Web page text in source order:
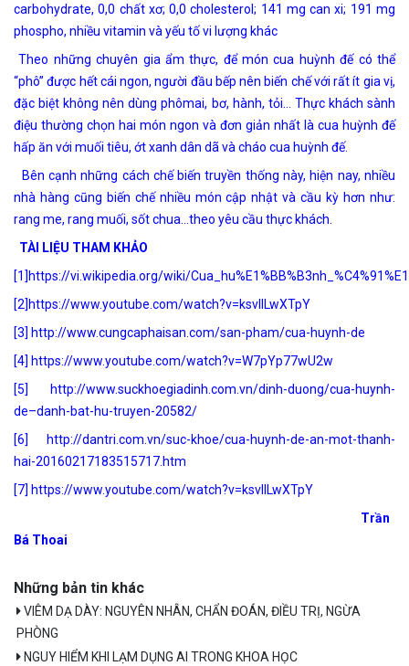
carbohydrate, 0,0 chất xơ; 0,0 cholesterol; 141 mg can xi; 191 mg
phospho, nhiều vitamin và yếu tố vi lượng khác
Theo những chuyên gia ẩm thực, để món cua huỳnh đế có thể
“phô” được hết cái ngon, người đầu bếp nên biến chế với rất ít gia vị,
đặc biệt không nên dùng phômai, bơ, hành, tỏi… Thực khách sành
điệu thường chọn hai món ngon và đơn giản nhất là cua huỳnh đế
hấp ăn với muối tiêu, ớt xanh dân dã và cháo cua huỳnh đế.
Bên cạnh những cách chế biến truyền thống này, hiện nay, nhiều
nhà hàng cũng biến chế nhiều món cập nhật và cầu kỳ hơn như:
rang me, rang muối, sốt chua…theo yêu cầu thực khách.
TÀI LIỆU THAM KHẢO
[1] https://vi.wikipedia.org/wiki/
[2] https://www.youtube.com/watch?v=ksvIILwXTpY
[3] http://www.cungcaphaisan.com/san-pham/cua-huynh-de
[4] https://www.youtube.com/watch?v=W7pYp77wU2w
[5]
http://www.suckhoegiadinh.com.vn/dinh-duong/cua-huynh-
de–danh-bat-hu-truyen-20582/
[6] http://dantri.com.vn/suc-khoe/cua-huynh-de-an-mot-thanh-
hai-20160217183515717.htm
[7] https://www.youtube.com/watch?v=ksvIILwXTpY
Trần
Bá Thoai
Những bản tin khác
VIÊM DẠ DÀY: NGUYÊN NHÂN, CHẨN ĐOÁN, ĐIỀU TRỊ, NGỪA
PHÒNG
NGUY HIỂM KHI LẠM DỤNG AI TRONG KHOA HỌC